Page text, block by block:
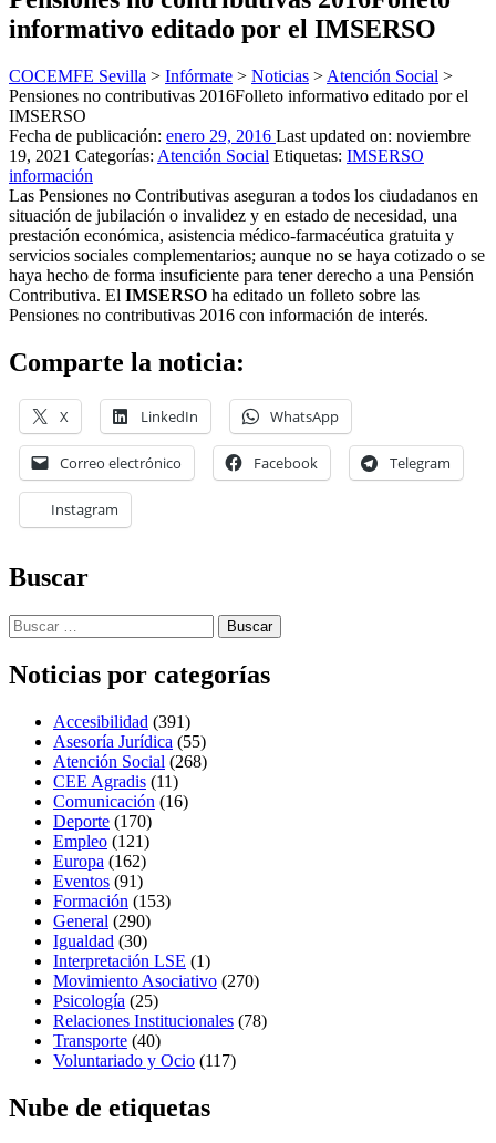
informativo editado por el IMSERSO
COCEMFE Sevilla > Infórmate > Noticias > Atención Social >
Pensiones no contributivas 2016Folleto informativo editado por el
IMSERSO
Fecha de publicación: enero 29, 2016 Last updated on: noviembre
19, 2021 Categorías: Atención Social Etiquetas: IMSERSO
información
Las Pensiones no Contributivas aseguran a todos los ciudadanos en
situación de jubilación o invalidez y en estado de necesidad, una
prestación económica, asistencia médico-farmacéutica gratuita y
servicios sociales complementarios; aunque no se haya cotizado o se
haya hecho de forma insuficiente para tener derecho a una Pensión
Contributiva. El IMSERSO ha editado un folleto sobre las
Pensiones no contributivas 2016 con información de interés.
Comparte la noticia:
X LinkedIn WhatsApp
Correo electrónico Facebook Telegram
Instagram
Skip
back
main
Buscar
Buscar:
Noticias por categorías
Accesibilidad (391)
Asesoría Jurídica (55)
Atención Social (268)
CEE Agradis (11)
Comunicación (16)
Deporte (170)
Empleo (121)
Europa (162)
Eventos (91)
Formación (153)
General (290)
Igualdad (30)
Interpretación LSE (1)
Movimiento Asociativo (270)
Psicología (25)
Relaciones Institucionales (78)
Transporte (40)
Voluntariado y Ocio (117)
Nube de etiquetas